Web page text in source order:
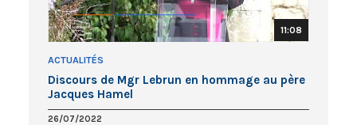
11:08
ACTUALITÉS
Discours de Mgr Lebrun en hommage au père
Jacques Hamel
26/07/2022